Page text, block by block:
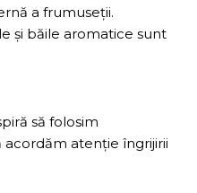
a frumuseții.
și băile aromatice sunt
să folosim
acordăm atenție îngrijirii